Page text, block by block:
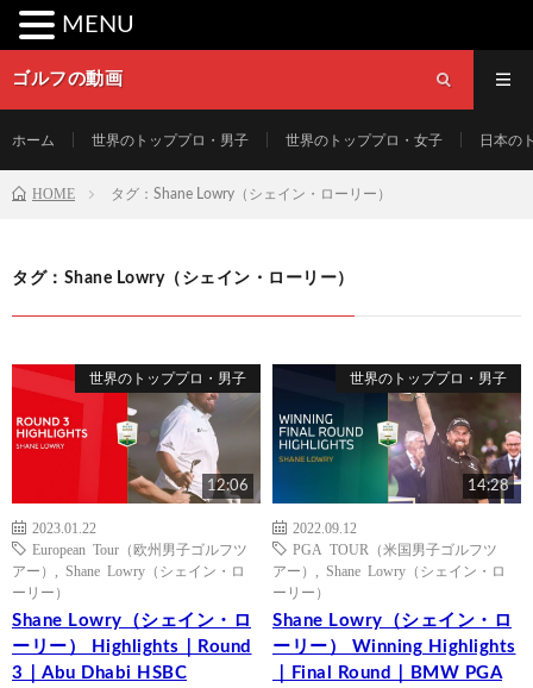
ゴルフの動画
ホーム 世界のトッププロ・男子 世界のトッププロ・女子 日本の
HOME タグ：Shane Lowry（シェイン・ローリー）
タグ：Shane Lowry（シェイン・ローリー）
世界のトッププロ・男子
12:06
2023.01.22
European Tour（欧州男子ゴルフツ
アー）
Shane Lowry（シェイン・ロ
ーリー）
Shane Lowry（シェイン・ロ
ーリー） Highlights｜Round
3｜Abu Dhabi HSBC
世界のトッププロ・男子
14:28
2022.09.12
PGA TOUR（米国男子ゴルフツ
アー）
Shane Lowry（シェイン・ロ
ーリー）
Shane Lowry（シェイン・ロ
ーリー） Winning Highlights
｜Final Round｜BMW PGA
MENU